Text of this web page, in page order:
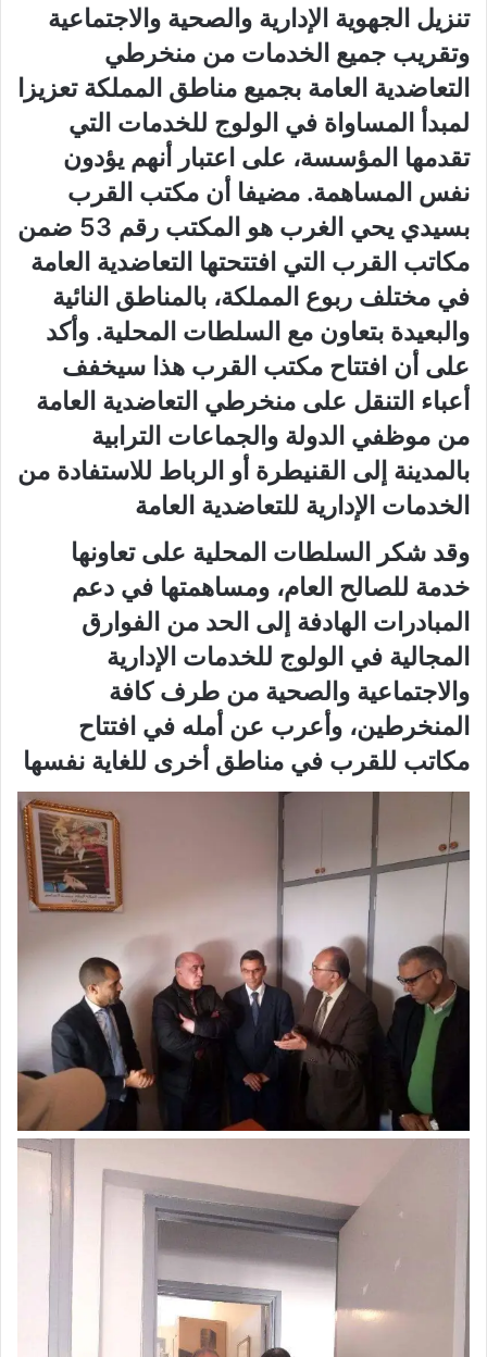
تنزيل الجهوية الإدارية والصحية والاجتماعية
وتقريب جميع الخدمات من منخرطي
التعاضدية العامة بجميع مناطق المملكة تعزيزا
لمبدأ المساواة في الولوج للخدمات التي
تقدمها المؤسسة، على اعتبار أنهم يؤدون
نفس المساهمة. مضيفا أن مكتب القرب
بسيدي يحي الغرب هو المكتب رقم 53 ضمن
مكاتب القرب التي افتتحتها التعاضدية العامة
في مختلف ربوع المملكة، بالمناطق النائية
والبعيدة بتعاون مع السلطات المحلية. وأكد
على أن افتتاح مكتب القرب هذا سيخفف
أعباء التنقل على منخرطي التعاضدية العامة
من موظفي الدولة والجماعات الترابية
بالمدينة إلى القنيطرة أو الرباط للاستفادة من
الخدمات الإدارية للتعاضدية العامة
وقد شكر السلطات المحلية على تعاونها
خدمة للصالح العام، ومساهمتها في دعم
المبادرات الهادفة إلى الحد من الفوارق
المجالية في الولوج للخدمات الإدارية
والاجتماعية والصحية من طرف كافة
المنخرطين، وأعرب عن أمله في افتتاح
مكاتب للقرب في مناطق أخرى للغاية نفسها